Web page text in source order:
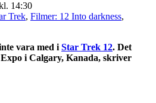
14:30
Trek, Filmer: 12 Into darkness,
vara med i Star Trek 12. Det
i Calgary, Kanada, skriver